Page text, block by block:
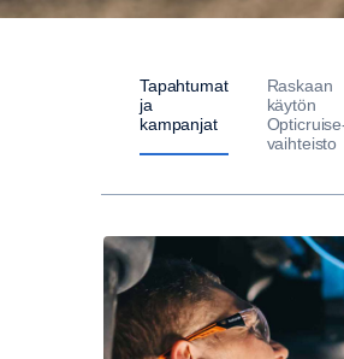
Tapahtumat
ja
kampanjat
Raskaan
käytön
vaihteisto